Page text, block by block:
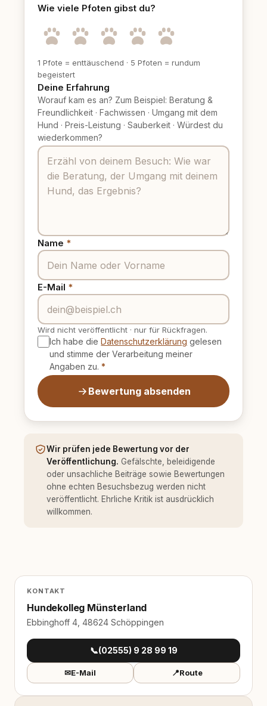
Wie viele Pfoten gibst du?
1 Pfote = enttäuschend · 5 Pfoten = rundum
begeistert
Deine Erfahrung
Worauf kam es an? Zum Beispiel: Beratung &
Freundlichkeit · Fachwissen · Umgang mit dem
Hund · Preis-Leistung · Sauberkeit · Würdest du
wiederkommen?
Name *
E-Mail *
Wird nicht veröffentlicht · nur für Rückfragen.
Ich habe dieDatenschutzerklärung gelesen
und stimme der Verarbeitung meiner
Angaben zu. *
Bewertung absenden
Wir prüfen jede Bewertung vor der
Veröffentlichung. Gefälschte, beleidigende
oder unsachliche Beiträge sowie Bewertungen
ohne echten Besuchsbezug werden nicht
veröffentlicht. Ehrliche Kritik ist ausdrücklich
willkommen.
KONTAKT
Hundekolleg Münsterland
Ebbinghoff 4, 48624 Schöppingen
📞(02555) 9 28 99 19
✉E-Mail 📍Route